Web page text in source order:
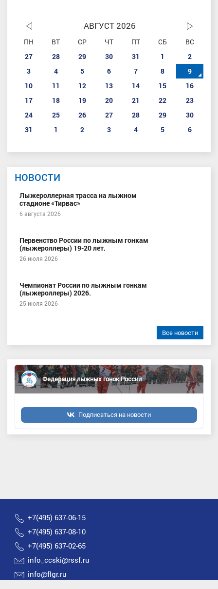
АВГУСТ 2026
ПН ВТ СР ЧТ ПТ СБ
ВС
27
28 29 30 31 1
2
3
4 5 6 7 8
9
10
11 12 13 14 15
16
17
18 19 20 21 22
23
24
25 26 27 28 29
30
31
1 2 3 4 5 6
НОВОСТИ
Лыжероллерная трасса на лыжном
стадионе «Тирвас»
6 августа 2026
Первенство России по лыжным гонкам
(лыжероллеры) 19-20 лет.
26 июля 2026
Чемпионат России по лыжным гонкам
(лыжероллеры) 2026.
25 июля 2026
Все новости
Федерация лыжных гонок России
Подписаться на новости
+7(495) 637-06-15
+7(495) 637-08-10
+7(495) 637-02-65
info_ccski@rssf.ru
info@flgr.ru